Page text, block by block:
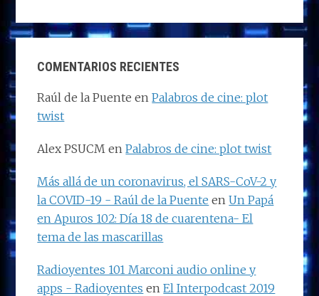
COMENTARIOS RECIENTES
Raúl de la Puente enPalabros de cine: plot
twist
Alex PSUCM enPalabros de cine: plot twist
Más allá de un coronavirus, el SARS-CoV-2 y
la COVID-19 - Raúl de la Puente enUn Papá
en Apuros 102: Día 18 de cuarentena- El
tema de las mascarillas
Radioyentes 101 Marconi audio online y
apps - Radioyentes enEl Interpodcast 2019